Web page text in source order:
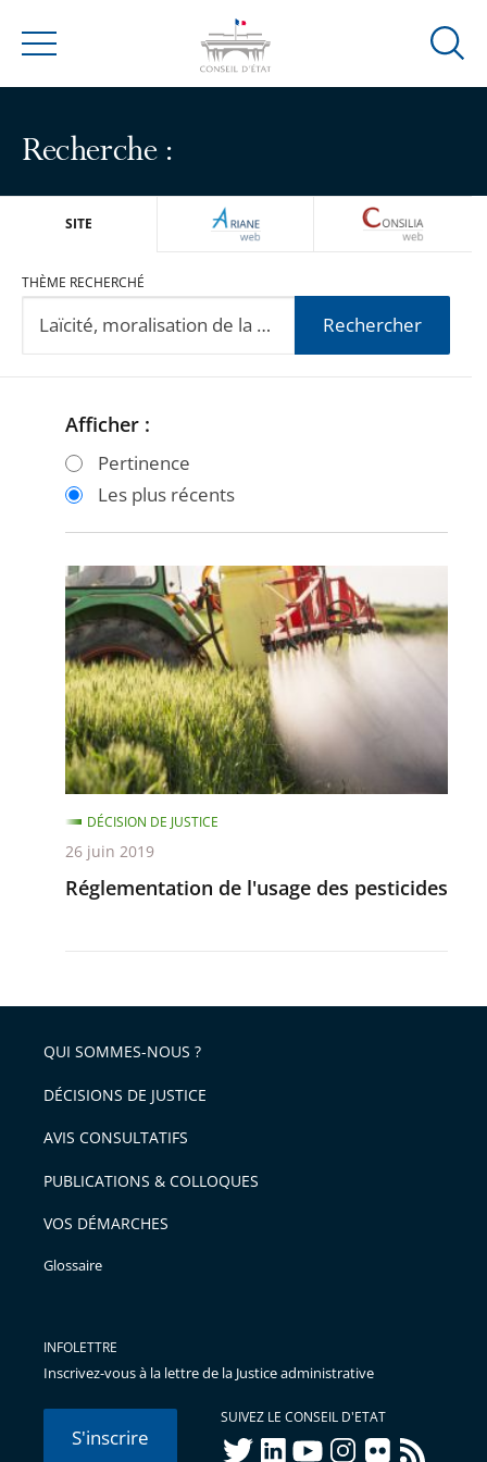
Menu
Ouvrir
Recherche :
SITE ARIANEWEB
THÈME RECHERCHÉ
Rechercher
Passer
filtres
après
Passer
filtres
avant
Afficher :
Pertinence
Les plus récents
Réglementation
de
l'usage
des
pesticides
Réglementation de l'usage des pesticides
DÉCISION DE JUSTICE
26 juin 2019
QUI SOMMES-NOUS ?
DÉCISIONS DE JUSTICE
AVIS CONSULTATIFS
PUBLICATIONS & COLLOQUES
VOS DÉMARCHES
Glossaire
INFOLETTRE
Inscrivez-vous à la lettre de la Justice administrative
S'inscrire
SUIVEZ LE CONSEIL D'ETAT
twitterlinkedInyoutubeinstagram
flickr rss